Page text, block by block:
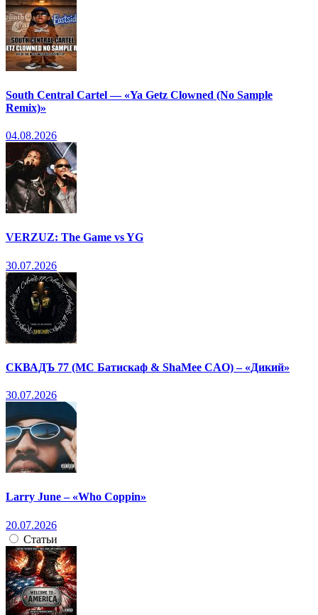
South Central Cartel — «Ya Getz Clowned (No Sample
Remix)»
04.08.2026
VERZUZ: The Game vs YG
30.07.2026
СКВАДЪ 77 (МС Батискаф & ShaMee CAO) – «Дикий»
30.07.2026
Larry June – «Who Coppin»
20.07.2026
Статьи